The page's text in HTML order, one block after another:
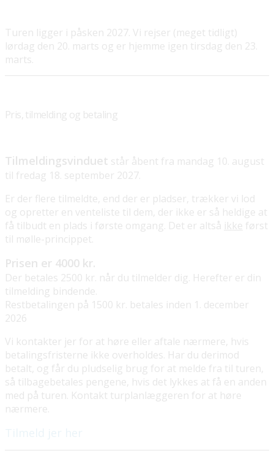
Turen ligger i påsken 2027. Vi rejser (meget tidligt)
lørdag den 20. marts og er hjemme igen tirsdag den 23.
marts.
Pris, tilmelding og betaling
Tilmeldingsvinduet står åbent fra mandag 10. august
til fredag 18. september 2027.
Er der flere tilmeldte, end der er pladser, trækker vi lod
og opretter en venteliste til dem, der ikke er så heldige at
få tilbudt en plads i første omgang. Det er altså ikke først
til mølle-princippet.
Prisen er 4000 kr.
Der betales 2500 kr. når du tilmelder dig. Herefter er din
tilmelding bindende.
Restbetalingen på 1500 kr. betales inden 1. december
2026
Vi kontakter jer for at høre eller aftale nærmere, hvis
betalingsfristerne ikke overholdes. Har du derimod
betalt, og får du pludselig brug for at melde fra til turen,
så tilbagebetales pengene, hvis det lykkes at få en anden
med på turen. Kontakt turplanlæggeren for at høre
nærmere.